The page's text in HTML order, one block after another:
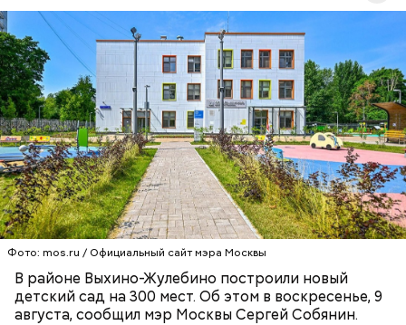
Фото: mos.ru / Официальный сайт мэра Москвы
В районе Выхино-Жулебино построили новый
детский сад на 300 мест. Об этом в воскресенье, 9
августа, сообщил мэр Москвы Сергей Собянин.
В детском саду оборудованы
многофункциональные физкультурный и
музыкальный залы, кабинет для развивающих
занятий, медицинские помещения и пищеблок.
РАЙОН ВЫХИНО-ЖУЛЕБИНО
МОСКВА
СЕРГЕЙ СОБЯНИН
ДЕТСКИЕ САДЫ
6 августа инсталляцию в форме гигантской
строительной каскизапустили по Москве-рекеот
акватории Южного речного порта. Конструкция
выполнена в фирменных цветах столичного
градостроительного комплекса и украшена
логотипом «70 лет Дню строителя».